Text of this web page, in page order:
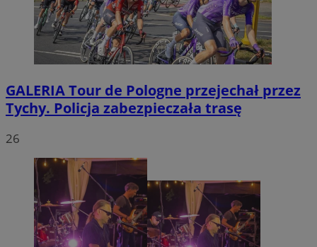
GALERIATour de Pologne przejechał przez
Tychy. Policja zabezpieczała trasę
26